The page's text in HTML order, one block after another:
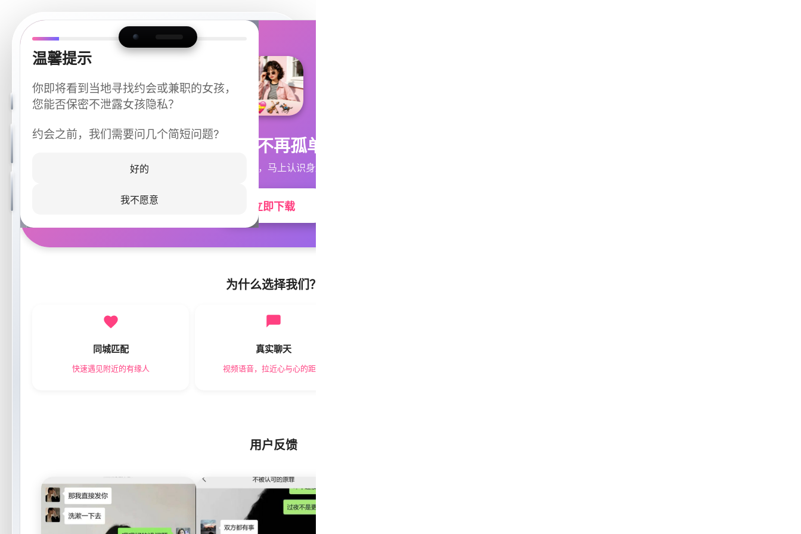
温馨提示
你即将看到当地寻找约会或兼职的女孩，
您能否保密不泄露女孩隐私？
约会之前，我们需要问几个简短问题?
好的
我不愿意
今晚不再孤单
同城快速匹配，马上认识身边的TA
立即下载
为什么选择我们？
同城匹配
快速遇见附近的有缘人
真实聊天
视频语音，拉近心与心的距离
用户反馈